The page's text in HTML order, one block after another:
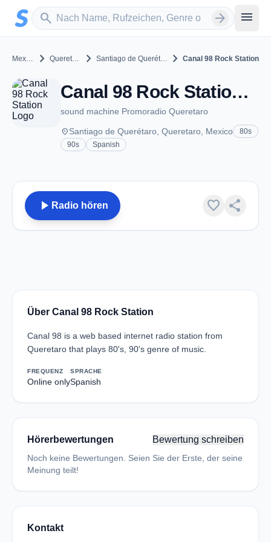
Zum Hauptinhalt springen
search
Sender suchen arrow_forward menu
Mexico chevron_right Queretaro chevron_right Santiago de Querétaro chevron_right Canal 98 Rock Station
Canal 98 Rock Station - Santiago de Querétaro, QT
sound machine Promoradio Queretaro
placeSantiago de Querétaro, Queretaro, Mexico
80s
90s
Spanish
play_arrow Radio hören favorite share
Über Canal 98 Rock Station
Canal 98 is a web based internet radio station from
Queretaro that plays 80's, 90's genre of music.
FREQUENZ
Online only
SPRACHE
Spanish
Hörerbewertungen Bewertung schreiben
Noch keine Bewertungen. Seien Sie der Erste, der seine
Meinung teilt!
Kontakt